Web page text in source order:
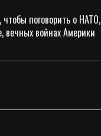
поговорить о НАТО,
войнах Америки